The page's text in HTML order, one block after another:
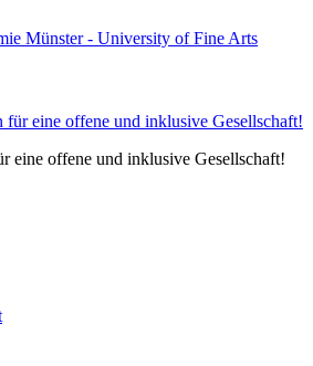
eine offene und inklusive Gesellschaft!